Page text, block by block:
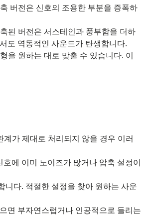
버전은 신호의 조용한 부분을 증폭하
된 버전은 서스테인과 풍부함을 더하
도 역동적인 사운드가 탄생합니다.
을 원하는 대로 맞출 수 있습니다. 이
계가 제대로 처리되지 않을 경우 이러
에 이미 노이즈가 많거나 압축 설정이
니다. 적절한 설정을 찾아 원하는 사운
면 부자연스럽거나 인공적으로 들리는